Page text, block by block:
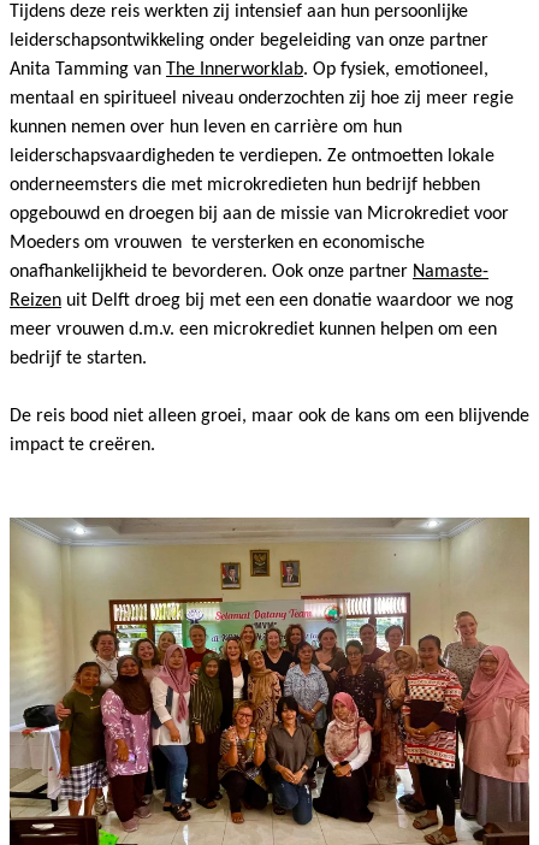
Indonesiẽ
Tijdens deze reis werkten zij intensief aan hun persoonlijke
leiderschapsontwikkeling onder begeleiding van onze partner
Anita Tamming van The Innerworklab. Op fysiek, emotioneel,
mentaal en spiritueel niveau onderzochten zij hoe zij meer regie
kunnen nemen over hun leven en carrière om hun
leiderschapsvaardigheden te verdiepen. Ze ontmoetten lokale
onderneemsters die met microkredieten hun bedrijf hebben
opgebouwd en droegen bij aan de missie van Microkrediet voor
Moeders om vrouwen te versterken en economische
onafhankelijkheid te bevorderen. Ook onze partner Namaste-
Reizen uit Delft droeg bij met een een donatie waardoor we nog
meer vrouwen d.m.v. een microkrediet kunnen helpen om een
bedrijf te starten.
De reis bood niet alleen groei, maar ook de kans om een blijvende
impact te creëren.